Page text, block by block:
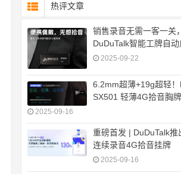
热评文章
销售录音无需一客一关，
DuDuTalk智能工牌自
2025-09-22
6.2mm超薄+19g超轻
SX501 轻薄4G拾音胸
2025-09-16
重磅首发 | DuDuTalk推
连续录音4G拾音挂牌
2025-09-16